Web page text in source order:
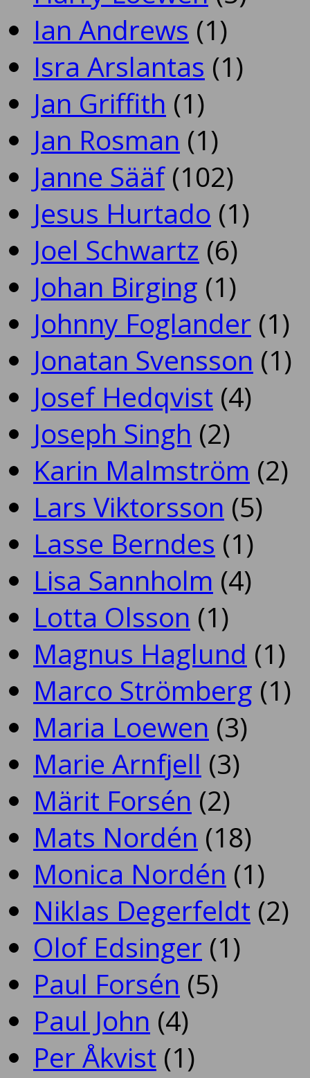
Ian Andrews (1)
Isra Arslantas (1)
Jan Griffith (1)
Jan Rosman (1)
Janne Sääf(102)
Jesus Hurtado (1)
Joel Schwartz (6)
Johan Birging (1)
Johnny Foglander (1)
Jonatan Svensson (1)
Josef Hedqvist (4)
Joseph Singh (2)
Karin Malmström (2)
Lars Viktorsson (5)
Lasse Berndes (1)
Lisa Sannholm (4)
Lotta Olsson (1)
Magnus Haglund (1)
Marco Strömberg (1)
Maria Loewen (3)
Marie Arnfjell (3)
Märit Forsén (2)
Mats Nordén (18)
Monica Nordén (1)
Niklas Degerfeldt (2)
Olof Edsinger (1)
Paul Forsén (5)
Paul John (4)
Per Åkvist (1)